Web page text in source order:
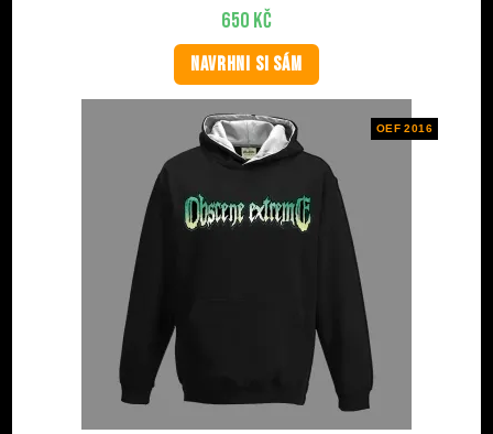
650 Kč
NAVRHNI SI SÁM
OEF 2016